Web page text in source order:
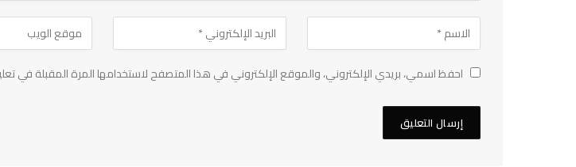
احفظ اسمي، بريدي الإلكتروني، والموقع الإلكتروني في هذا المتصفح لاستخدامها المرة المقبلة في